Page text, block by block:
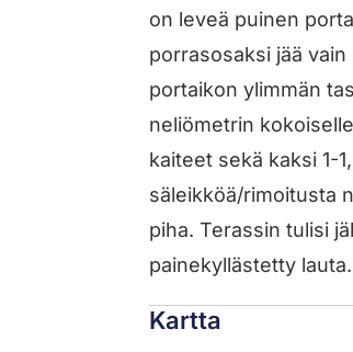
on leveä puinen
porrasosaksi jää
portaikon ylimmän
neliömetrin
kaiteet sekä kaksi 1-
säleikköä/rimoitusta
piha. Terassin tulisi
painekyllästetty lauta.
Kartta